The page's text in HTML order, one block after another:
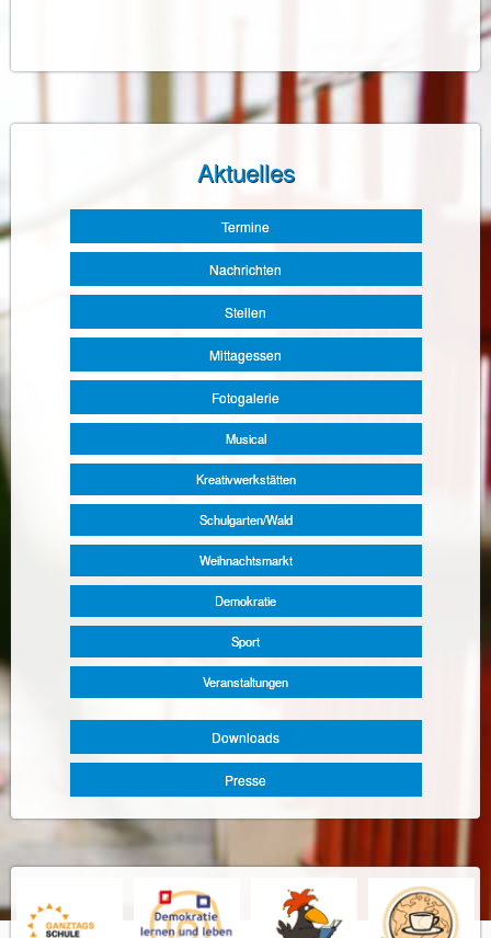
Aktuelles
überspringen
Termine
Nachrichten
Stellen
Mittagessen
Fotogalerie
Musical
Kreativwerkstätten
Schulgarten/Wald
Weihnachtsmarkt
Demokratie
Sport
Veranstaltungen
Downloads
Presse